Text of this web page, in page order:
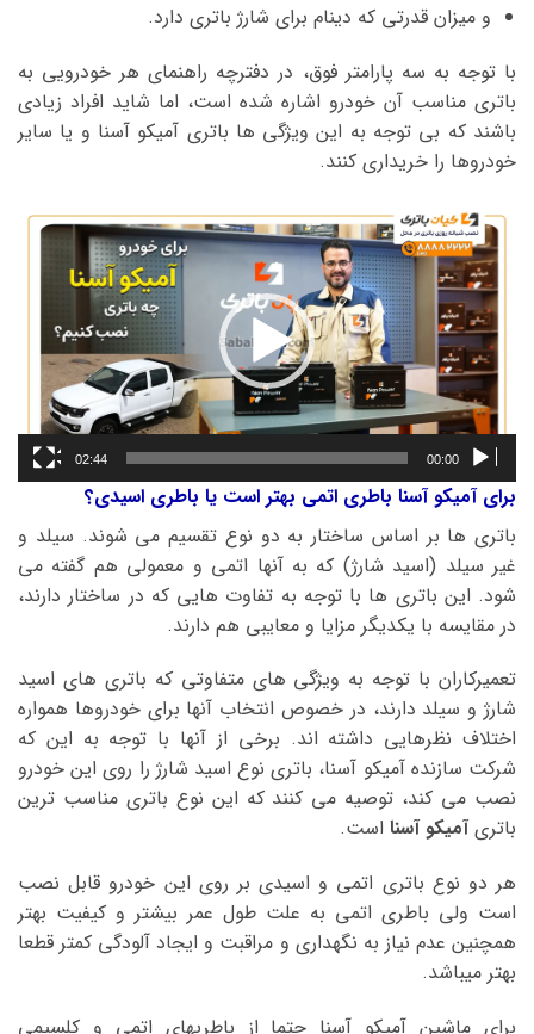
و میزان قدرتی که دینام برای شارژ باتری دارد.
با توجه به سه پارامتر فوق، در دفترچه راهنمای هر خودرویی به
باتری مناسب آن خودرو اشاره شده است، اما شاید افراد زیادی
باشند که بی توجه به این ویژگی ها باتری آمیکو آسنا و یا سایر
خودروها را خریداری کنند.
نمایشگر
ویدیو
00:00
02:44
برای آمیکو آسنا باطری اتمی بهتر است یا باطری اسیدی؟
باتری ها بر اساس ساختار به دو نوع تقسیم می شوند. سیلد و
غیر سیلد (اسید شارژ) که به آنها اتمی و معمولی هم گفته می
شود. این باتری ها با توجه به تفاوت هایی که در ساختار دارند،
در مقایسه با یکدیگر مزایا و معایبی هم دارند.
تعمیرکاران با توجه به ویژگی های متفاوتی که باتری های اسید
شارژ و سیلد دارند، در خصوص انتخاب آنها برای خودروها همواره
اختلاف نظرهایی داشته اند. برخی از آنها با توجه به این که
شرکت سازنده آمیکو آسنا، باتری نوع اسید شارژ را روی این خودرو
نصب می کند، توصیه می کنند که این نوع باتری مناسب ترین
باتری آمیکو آسنا است.
هر دو نوع باتری اتمی و اسیدی بر روی این خودرو قابل نصب
است ولی باطری اتمی به علت طول عمر بیشتر و کیفیت بهتر
همچنین عدم نیاز به نگهداری و مراقبت و ایجاد آلودگی کمتر قطعا
بهتر میباشد.
برای ماشین آمیکو آسنا حتما از باطریهای اتمی و کلسیمی